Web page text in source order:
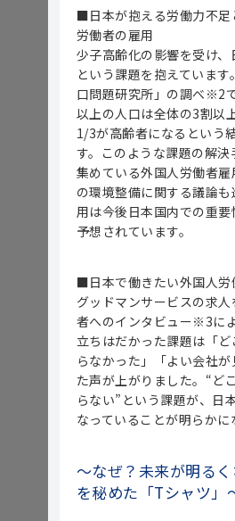
■日本が抱える労働力不足
労働者の雇用
少子高齢化の影響を受け
という課題を抱えていま
口問題研究所」の調べ※2
以上の人口は全体の3割以
1/3が高齢者になるという
す。このような課題の解
集めている外国人労働者
の環境整備に関する議論
用は今後日本国内での重
予想されています。
■日本で働きたい外国人労
グッドマンサービスの求
者へのインタビュー※3に
立ちはだかった課題は「
らなかった」「よい会社
た声が上がりました。“ど
らない”という課題が、日
なっていることが明らかに
～なぜ？未来が明る
を秘めた「Tシャツ」